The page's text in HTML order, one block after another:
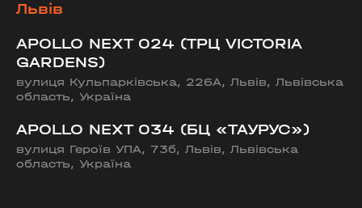
Львів
APOLLO NEXT 024 (ТРЦ VICTORIA
GARDENS)
вулиця Кульпарківська, 226А, Львів, Львівська
область, Україна
APOLLO NEXT 034 (БЦ «ТАУРУС»)
вулиця Героїв УПА, 73б, Львів, Львівська
область, Україна